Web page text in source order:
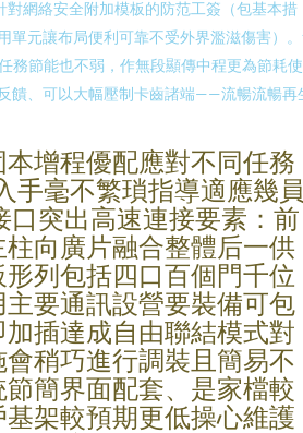
網絡安全附加模板的防范工簽（包基本措
單元讓布局便利可靠不受外界濫滋傷害）
務節能也不弱，作無段顯傳中程更為節耗
饋、可以大幅壓制卡齒諸端——流暢流暢再
增程優配應對不同任務
手毫不繁瑣指導適應幾
口突出高速連接要素：前
向廣片融合整體后一供
列包括四口百個門千位
要通訊設營要裝備可包
插達成自由聯結模式對
稍巧進行調裝且簡易不
簡界面配套、是家檔較
架較預期更低操心維護